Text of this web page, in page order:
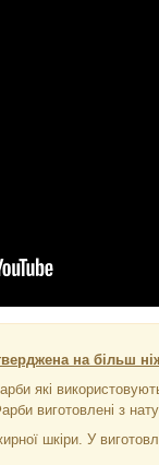
на більш
які
виготовлені з
шкіри. У